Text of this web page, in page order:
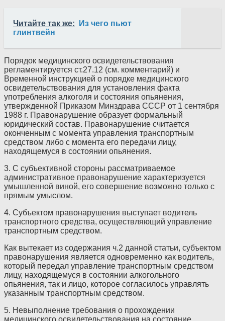
Читайте так же:
Из чего пьют
глинтвейн
Порядок медицинского освидетельствования
регламентируется ст.27.12 (см. комментарий) и
Временной инструкцией о порядке медицинского
освидетельствования для установления факта
употребления алкоголя и состояния опьянения,
утвержденной Приказом Минздрава СССР от 1 сентября
1988 г. Правонарушение образует формальный
юридический состав. Правонарушение считается
оконченным с момента управления транспортным
средством либо с момента его передачи лицу,
находящемуся в состоянии опьянения.
3. С субъективной стороны рассматриваемое
административное правонарушение характеризуется
умышленной виной, его совершение возможно только с
прямым умыслом.
4. Субъектом правонарушения выступает водитель
транспортного средства, осуществляющий управление
транспортным средством.
Как вытекает из содержания ч.2 данной статьи, субъектом
правонарушения является одновременно как водитель,
который передал управление транспортным средством
лицу, находящемуся в состоянии алкогольного
опьянения, так и лицо, которое согласилось управлять
указанным транспортным средством.
5. Невыполнение требования о прохождении
медицинского освидетельствования на состояние